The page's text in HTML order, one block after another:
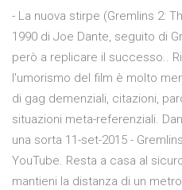
- La nuova stirpe (Gremlins 2:
1990 di Joe Dante, seguito di
però a replicare il successo..
l'umorismo del film è molto
di gag demenziali, citazioni,
situazioni meta-referenziali.
una sorta 11-set-2015 -
YouTube. Resta a casa al
mantieni la distanza di un